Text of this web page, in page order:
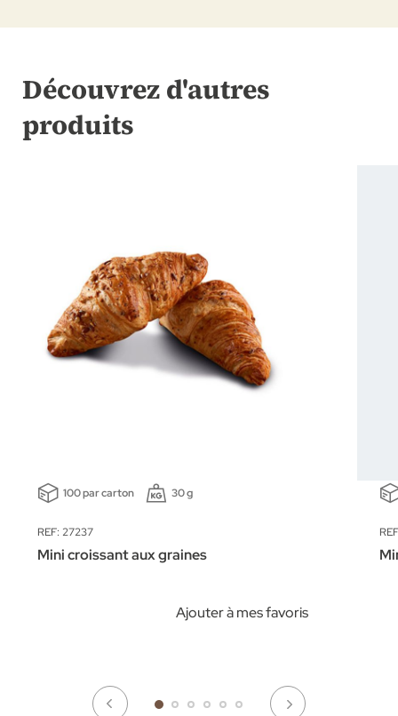
Découvrez d'autres
produits
100 par carton 30 g
REF: 27237
Mini croissant aux graines
Ajouter à mes favoris